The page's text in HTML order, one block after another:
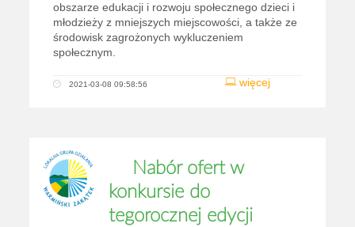
obszarze edukacji i rozwoju społecznego dzieci i
młodzieży z mniejszych miejscowości, a także ze
środowisk zagrożonych wykluczeniem
społecznym.
więcej
2021-03-08 09:58:56
Nabór ofert w
konkursie do
tegorocznej edycji